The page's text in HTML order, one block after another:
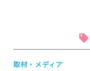
取材・メディア